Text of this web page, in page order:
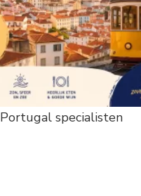
Portugal specialisten